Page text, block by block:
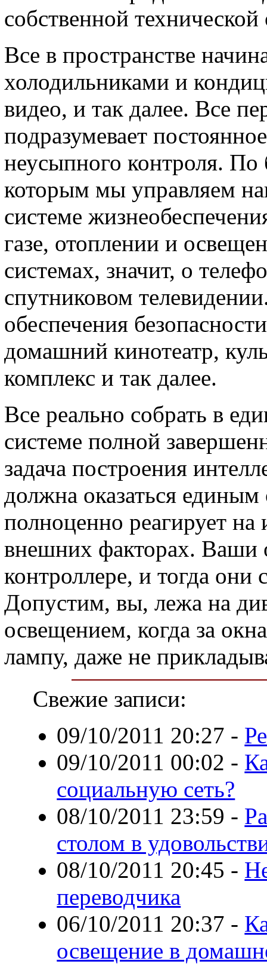
собственной
Все в пространстве
холодильниками и
видео, и так далее. Все
подразумевает
неусыпного контроля. По
которым мы управляем
системе
газе, отоплении и
системах, значит, о
спутниковом
обеспечения
домашний кинотеатр,
комплекс и так далее.
Все реально собрать в
системе полной
задача построения
должна оказаться
полноценно реагирует
внешних факторах. Ваши
контроллере, и тогда они
Допустим, вы, лежа на
освещением, когда за
лампу, даже не
Свежие записи:
09/10/2011 20:27 -
09/10/2011 00:02 -
социальную сеть?
08/10/2011 23:59 -
столом в
08/10/2011 20:45 -
переводчика
06/10/2011 20:37 -
освещение в